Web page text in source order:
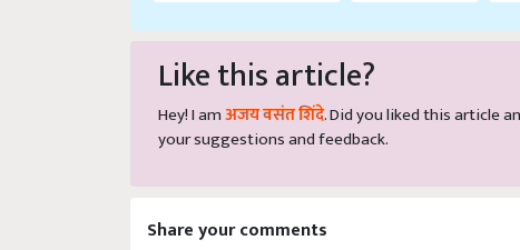
Like this article?
Hey! I am अजय वसंत शिंदे . Did you liked this article
your suggestions and feedback.
Share your comments